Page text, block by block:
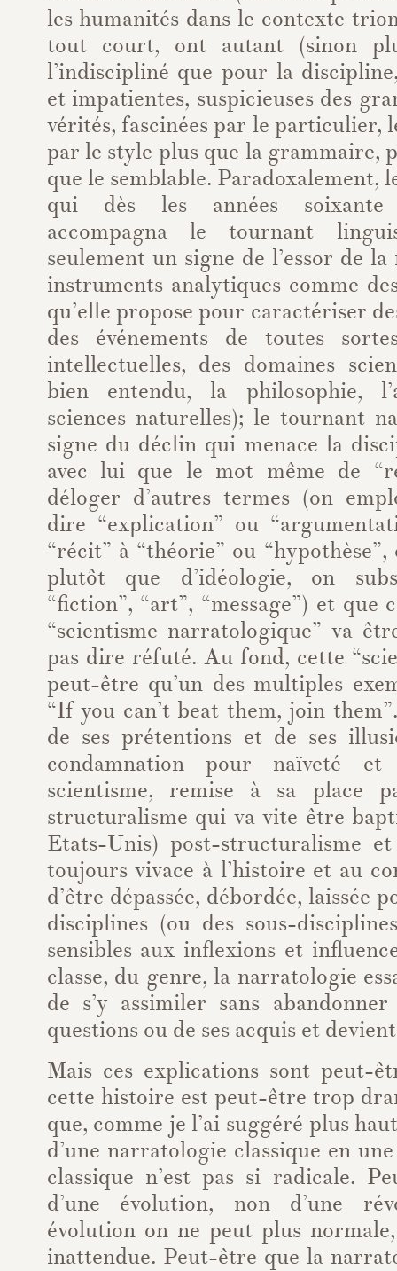
les humanités dans le contexte
tout court, ont autant (sinon
l’indiscipliné que pour la
et impatientes, suspicieuses des
vérités, fascinées par le particulier,
par le style plus que la grammaire,
que le semblable.
qui dès les années soixante
accompagna le tournant
seulement un signe de l’essor de
instruments analytiques comme
qu’elle propose pour caractériser
des événements de toutes
intellectuelles, des domaines
bien entendu, la philosophie,
sciences naturelles); le tournant
signe du déclin qui menace la
avec lui que le mot même de
déloger d’autres termes (on
dire “explication” ou
“récit” à “théorie” ou
plutôt que d’idéologie, on
“fiction”, “art”, “message”) et que
“scientisme narratologique” va
pas dire réfuté. Au fond, cette
peut-être qu’un des multiples
“If you can’t beat them, join
de ses prétentions et de ses
condamnation pour naïveté et
scientisme, remise à sa place
structuralisme qui va vite être
Etats-Unis) post-structuralisme
toujours vivace à l’histoire et au
d’être dépassée, débordée, laissée
disciplines (ou des sous-
sensibles aux inflexions et
classe, du genre, la narratologie
de s’y assimiler sans
questions ou de ses acquis et
Mais ces explications sont peut-
cette histoire est peut-être trop
que, comme je l’ai suggéré plus
d’une narratologie classique en
classique n’est pas si radicale.
d’une évolution, non d’une
évolution on ne peut plus
inattendue. Peut-être que la